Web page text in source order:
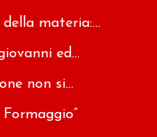
materia:...
ed...
non si...